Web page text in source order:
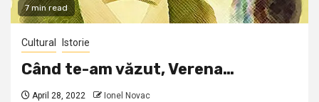
7 min read
Cultural Istorie
Când te-am văzut, Verena…
April 28, 2022 Ionel Novac